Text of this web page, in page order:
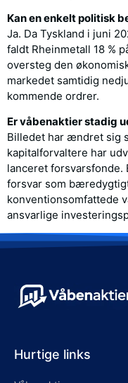
Kan en enkelt politisk
Ja. Da Tyskland i juni
faldt Rheinmetall 18 %
oversteg den
markedet samtidig
kommende ordrer.
Er våbenaktier stadig
Billedet har ændret sig
kapitalforvaltere har
lanceret forsvarsfonde.
forsvar som
konventionsomfattede
ansvarlige
Hurtige links